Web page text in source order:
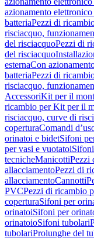
azionamento
batteriaPezzi di
risciacquo,
del risciacquoPezzi di
del risciacquo
esternaCon
batteriaPezzi di
risciacquo,
AccessoriKit per il
ricambio per Kit per il
risciacquo, curve di
coperturaComandi
orinatoi e bidetSifoni
per vasi e vuotatoiSifoni
tecnicheManicottiPezzi
allacciamentoPezzi di
allacciamentoCannotti
PVCPezzi di ricambio
coperturaSifoni per
orinatoiSifoni per
orinatoioSifoni tubolari
tubolariProlunghe del